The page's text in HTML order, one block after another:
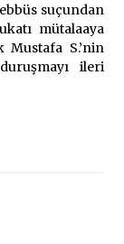
suçundan
mütalaaya
Mustafa S.’nin
ileri